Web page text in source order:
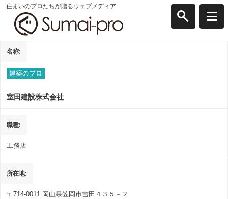
住まいのプロたちが贈るウェブメディア
名称
建築のプロ
室田建設株式会社
職種
工務店
所在地
〒714-0011 岡山県笠岡市吉田４３５－２